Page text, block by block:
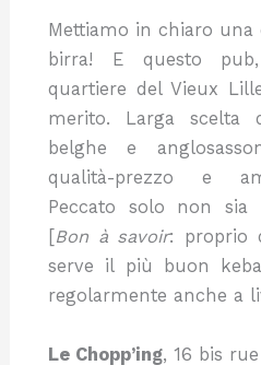
Mettiamo in chiaro una
birra! E questo
quartiere del Vieux
merito. Larga scelta
belghe e
qualità-prezzo e
Peccato solo non sia
[Bon à savoir: proprio
serve il più buon
regolarmente anche a
Le Chopp’ing, 16 bis rue